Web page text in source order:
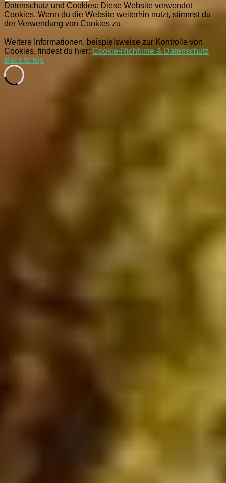
Datenschutz und Cookies: Diese Website verwendet
Cookies. Wenn du die Website weiterhin nutzt, stimmst du
der Verwendung von Cookies zu.
Weitere Informationen, beispielsweise zur Kontrolle von
Cookies, findest du hier: Cookie-Richtlinie & Datenschutz
Back to top